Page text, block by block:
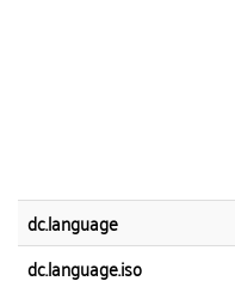
dc.language
dc.language.iso